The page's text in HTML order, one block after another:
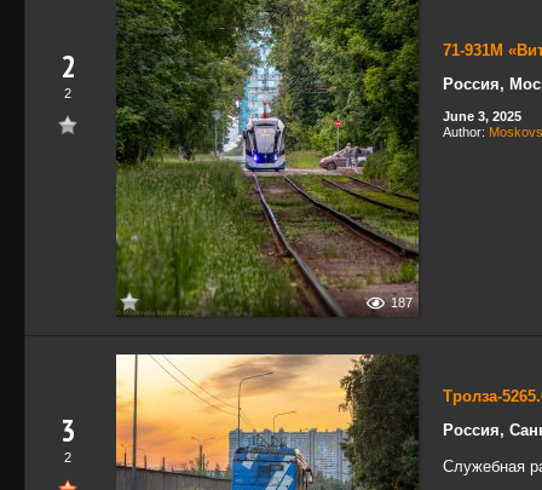
2
2
187
71-931М
Россия,
June 3, 2025
Author:
3
2
Тролза-
Россия,
Служебная